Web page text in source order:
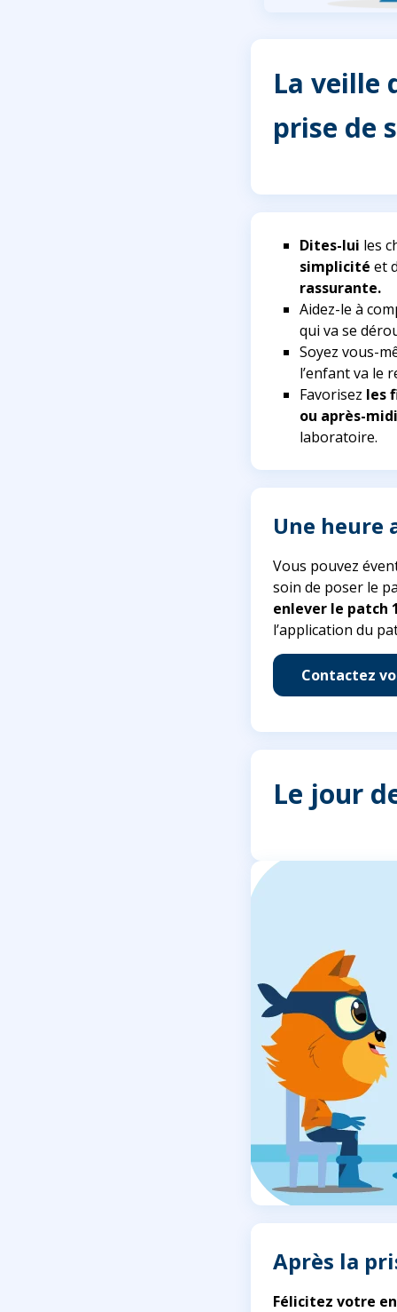
La veille
prise de
Dites-lui les
simplicité et
rassurante.
Aidez-le à
qui va se
Soyez vous-
l’enfant va le
Favorisez les
ou après-
laboratoire.
Une heure
Vous pouvez
soin de poser le
enlever le patch
l’application du
Contactez
Le jour
Après la
Félicitez votre